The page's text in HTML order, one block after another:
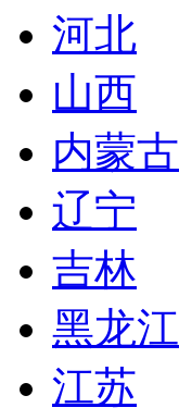
河北
山西
内蒙古
辽宁
吉林
黑龙江
江苏